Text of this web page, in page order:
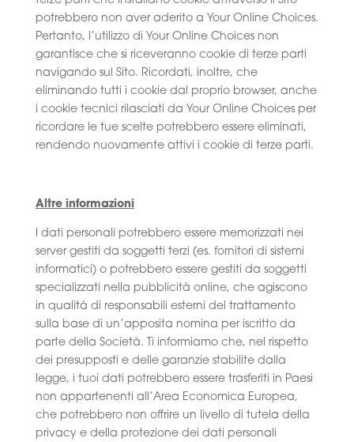
potrebbero non aver aderito a Your Online Choices.
Pertanto, l’utilizzo di Your Online Choices non
garantisce che si riceveranno cookie di terze parti
navigando sul Sito. Ricordati, inoltre, che
eliminando tutti i cookie dal proprio browser, anche
i cookie tecnici rilasciati da Your Online Choices per
ricordare le tue scelte potrebbero essere eliminati,
rendendo nuovamente attivi i cookie di terze parti.
Altre informazioni
I dati personali potrebbero essere memorizzati nei
server gestiti da soggetti terzi (es. fornitori di sistemi
informatici) o potrebbero essere gestiti da soggetti
specializzati nella pubblicità online, che agiscono
in qualità di responsabili esterni del trattamento
sulla base di un’apposita nomina per iscritto da
parte della Società. Ti informiamo che, nel rispetto
dei presupposti e delle garanzie stabilite dalla
legge, i tuoi dati potrebbero essere trasferiti in Paesi
non appartenenti all’Area Economica Europea,
che potrebbero non offrire un livello di tutela della
privacy e della protezione dei dati personali